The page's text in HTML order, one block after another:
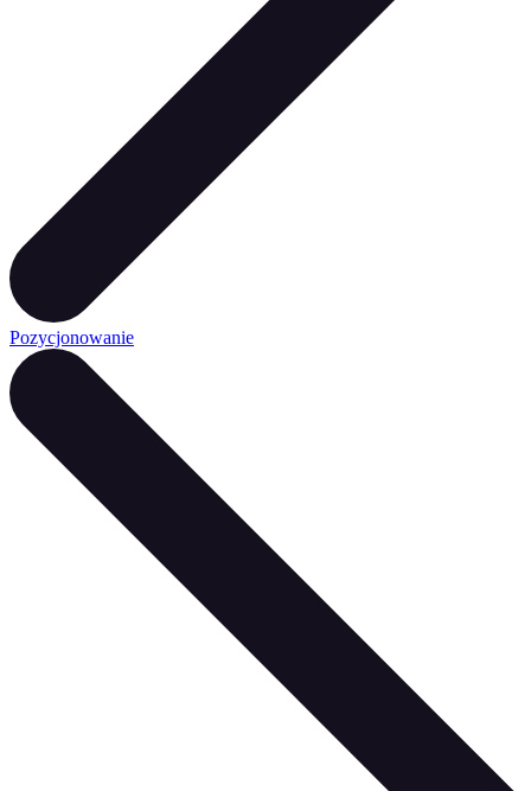
Pozycjonowanie